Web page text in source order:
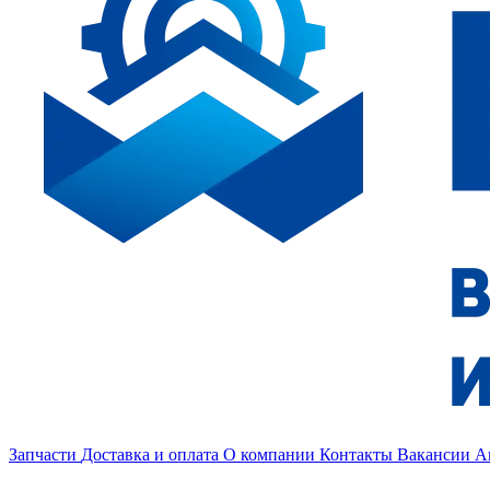
Запчасти Доставка и оплата О компании Контакты Вакансии